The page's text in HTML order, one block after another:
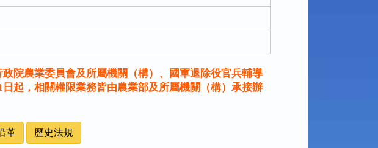
院農業委員會及所屬機關（構）、國軍退除役官兵輔導
起，相關權限業務皆由農業部及所屬機關（構）承接辦
革 歷史法規